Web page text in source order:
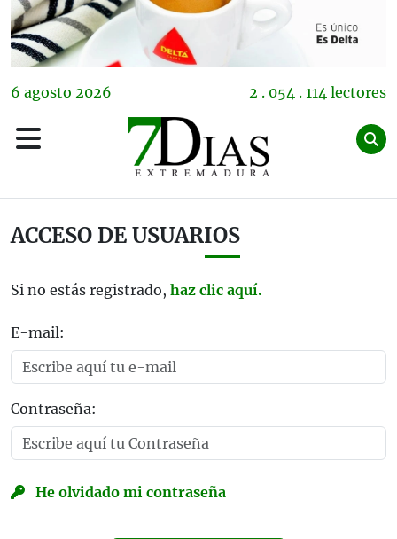
6 agosto 2026 2 . 054 . 114 lectores
ACCESO DE USUARIOS
Si no estás registrado, haz clic aquí.
E-mail:
Contraseña:
He olvidado mi contraseña